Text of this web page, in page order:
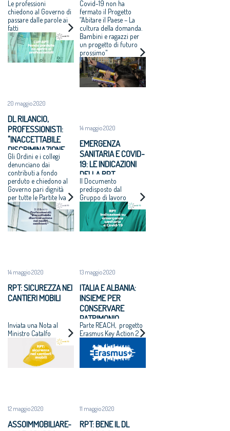
Le professioni
chiedono al Governo di
passare dalle parole ai
fatti
LA RIPRESA
Covid-19 non ha
fermato il Progetto
“Abitare il Paese – La
cultura della domanda.
Bambini e ragazzi per
un progetto di futuro
prossimo"
20 maggio 2020
DL RILANCIO,
PROFESSIONISTI:
"INACCETTABILE
DISCRIMINAZIONE
NEI NOSTRI
CONFRONTI"
Gli Ordini e i collegi
denunciano dai
contributi a fondo
perduto e chiedono al
Governo pari dignità
per tutte le Partite Iva
14 maggio 2020
EMERGENZA
SANITARIA E COVID-
19: LE INDICAZIONI
DELLA RPT
Il Documento
predisposto dal
Gruppo di lavoro
14 maggio 2020
RPT: SICUREZZA NEI
CANTIERI MOBILI
Inviata una Nota al
Ministro Catalfo
13 maggio 2020
ITALIA E ALBANIA:
INSIEME PER
CONSERVARE
PATRIMONIO
CULTURALE
Parte REACH, progetto
Erasmus Key Action 2
12 maggio 2020
ASSOIMMOBILIARE-
11 maggio 2020
RPT: BENE IL DL